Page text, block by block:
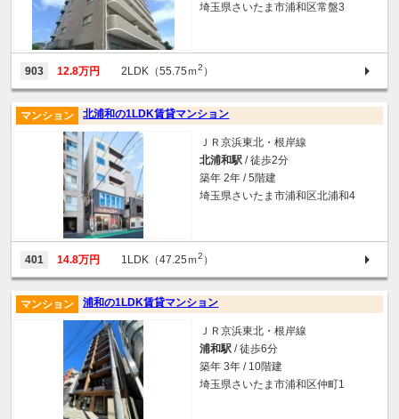
埼玉県さいたま市浦和区常盤3
903 12.8万円 2LDK（55.75ｍ2 ）
北浦和の1LDK賃貸マンション
マンション
ＪＲ京浜東北・根岸線
北浦和駅 / 徒歩2分
築年 2年 / 5階建
埼玉県さいたま市浦和区北浦和4
401 14.8万円 1LDK（47.25ｍ2 ）
浦和の1LDK賃貸マンション
マンション
ＪＲ京浜東北・根岸線
浦和駅 / 徒歩6分
築年 3年 / 10階建
埼玉県さいたま市浦和区仲町1